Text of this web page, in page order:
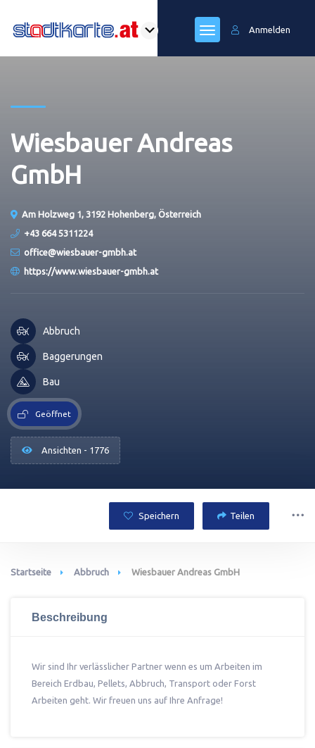
Anmelden
Wiesbauer Andreas
GmbH
Am Holzweg 1, 3192 Hohenberg, Österreich
+43 664 5311224
office@wiesbauer-gmbh.at
https://www.wiesbauer-gmbh.at
Abbruch
Baggerungen
Bau
Geöffnet
Ansichten - 1776
Speichern Teilen
Startseite Abbruch Wiesbauer Andreas GmbH
Beschreibung
Wir sind Ihr verlässlicher Partner wenn es um Arbeiten im
Bereich Erdbau, Pellets, Abbruch, Transport oder Forst
Arbeiten geht. Wir freuen uns auf Ihre Anfrage!